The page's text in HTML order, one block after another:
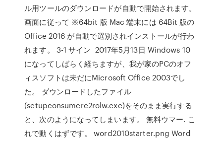
ル用ツールのダウンロードが自動で開始されます。
画面に従って ※64bit 版 Mac 端末には 64Bit 版の
Office 2016 が自動で選別されインストールが行わ
れます。 3-1 サイン 2017年5月13日 Windows 10
になってしばらく経ちますが、我が家のPCのオフ
ィスソフトは未だにMicrosoft Office 2003でし
た。 ダウンロードしたファイル
(setupconsumerc2rolw.exe)をそのまま実行する
と、次のようになってしまいます。 無料ウマー. こ
れで動くはずです。 word2010starter.png Word